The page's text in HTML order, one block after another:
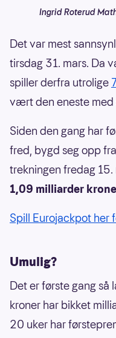
Ingrid Roterud
Det var mest
tirsdag 31. mars. Da
spiller derfra utrolige
vært den eneste med
Siden den gang har
fred, bygd seg opp fra
trekningen fredag 15.
1,09 milliarder
Spill Eurojackpot her
Umulig?
Det er første gang
kroner har bikket
20 uker har